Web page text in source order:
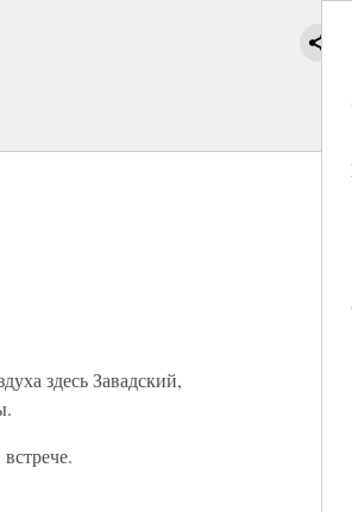
здесь Завадский,